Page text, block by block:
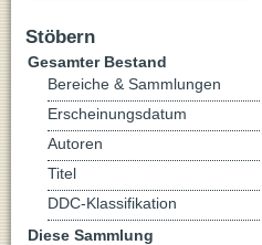
Stöbern
Gesamter Bestand
Bereiche & Sammlungen
Erscheinungsdatum
Autoren
Titel
DDC-Klassifikation
Diese Sammlung